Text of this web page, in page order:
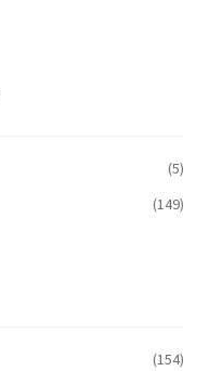
(5)
(149)
(154)